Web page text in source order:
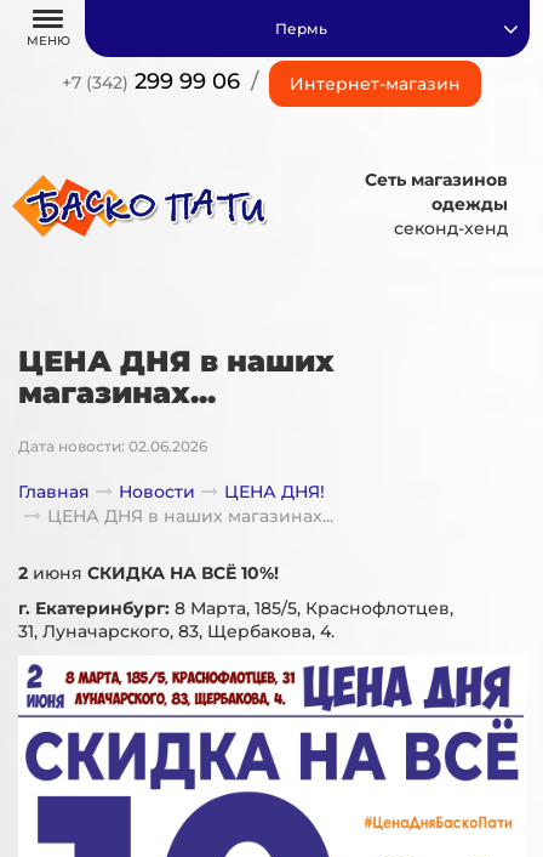
МЕНЮ
+7 (342) 299 99 06 / Интернет-магазин
Пермь
Сеть магазинов
одежды
секонд-хенд
ЦЕНА ДНЯ в наших
магазинах...
Дата новости: 02.06.2026
Главная Новости
ЦЕНА ДНЯ!
ЦЕНА ДНЯ в наших магазинах...
2 июня СКИДКА НА ВСЁ 10%!
г. Екатеринбург: 8 Марта, 185/5, Краснофлотцев,
31, Луначарского, 83, Щербакова, 4.